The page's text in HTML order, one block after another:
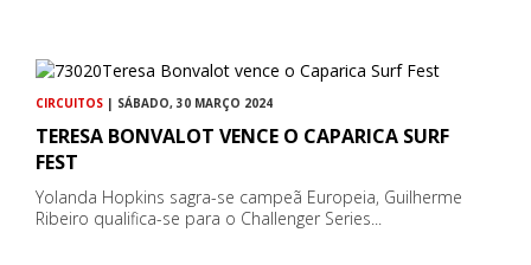
CIRCUITOS | SÁBADO, 30 MARÇO 2024
TERESA BONVALOT VENCE O CAPARICA SURF
FEST
Yolanda Hopkins sagra-se campeã Europeia, Guilherme
Ribeiro qualifica-se para o Challenger Series...